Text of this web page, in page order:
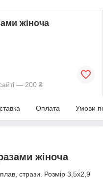
жіноча
— 200 ₴
Оплата Умови
жіноча
стрази. Розмір 3,5х2,9